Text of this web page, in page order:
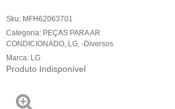
Sku: MFH62063701
Categoria: PEÇAS PARA AR
CONDICIONADO LG -Diversos
Marca: LG
Produto Indisponível